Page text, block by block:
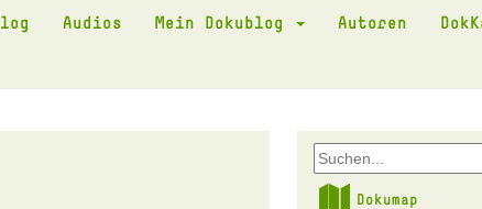
Audios Mein Dokublog Autoren
Dokumap